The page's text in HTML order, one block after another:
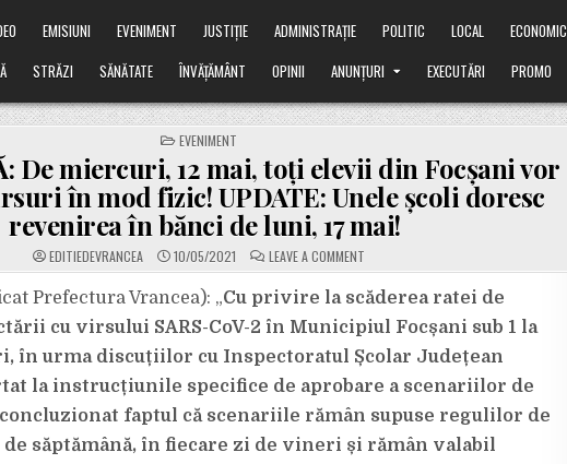
EMISIUNI EVENIMENT JUSTIȚIE ADMINISTRAȚIE POLITIC LOCAL ECONOMIC
STRĂZI SĂNĂTATE ÎNVĂȚĂMÂNT OPINII ANUNȚURI EXECUTĂRI PROMO
POSTED
IN
EVENIMENT
De miercuri, 12 mai, toți elevii din Focșani vor
în mod fizic! UPDATE: Unele școli doresc
revenirea în bănci de luni, 17 mai!
EDITIEDEVRANCEA 10/05/2021 LEAVE A COMMENT
ULTIMA
DE
MIERCURI,
12
MAI,
TOȚI
ELEVII
FOCȘANI
REVENI
LA
CURSURI
ÎN
Prefectura Vrancea): „Cu privire la scăderea ratei de
cu virsului SARS-CoV-2 în Municipiul Focșani sub 1 la
în urma discuțiilor cu Inspectoratul Școlar Județean
la instrucțiunile specifice de aprobare a scenariilor de
faptul că scenariile rămân supuse regulilor de
de săptămână, în fiecare zi de vineri și rămân valabil